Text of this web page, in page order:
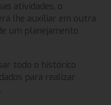
atividades, o
lhe auxiliar em outra
um planejamento
todo o histórico
para realizar